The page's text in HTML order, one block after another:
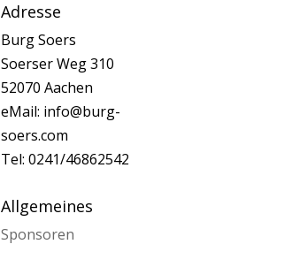
Adresse
Burg Soers
Soerser Weg 310
52070 Aachen
eMail: info@burg-
soers.com
Tel: 0241/46862542
Allgemeines
Sponsoren